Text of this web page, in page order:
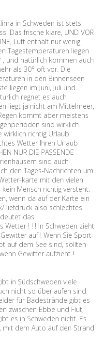
in Schweden ist stets
Das frische klare, UND VOR
Luft enthält nur wenig
Tagestemperaturen liegen
, und natürlich kommen auch
als 30° oft vor. Die
in den Binnenseen
liegen im Juni, Juli und
regnet es auch
liegt ja nicht am Mittelmeer,
kommt aber meistens
sind wirklich
wirklich richtig Urlaub
Wetter Ihren Urlaub
NUR DIE PASSENDE
sind auch
den Tages-Nachrichten um
karte mit den vielen
Mensch richtig versteht.
wenn da auf der Karte ein
Tiefdruck also schlechtes
das
Wetter ! ! ! In Schweden zieht
auf ! Wenn Sie Sport-
auf dem See sind, sollten
Gewitter aufzieht !
in Südschweden viele
nicht so überlaufen sind.
für Badestrände gibt es
zwischen Ebbe und Flut,
es in Schweden nicht. Es
mit dem Auto auf den Strand